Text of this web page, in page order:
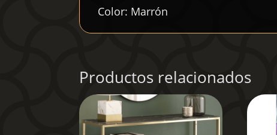
Color: Marrón
Productos relacionados